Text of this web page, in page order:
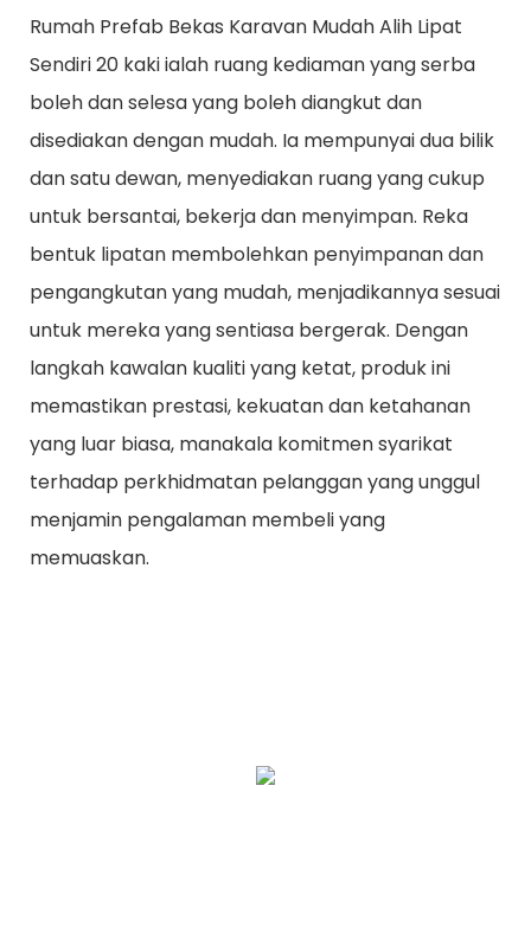
Rumah Prefab Bekas Karavan Mudah Alih Lipat
Sendiri 20 kaki ialah ruang kediaman yang serba
boleh dan selesa yang boleh diangkut dan
disediakan dengan mudah. Ia mempunyai dua bilik
dan satu dewan, menyediakan ruang yang cukup
untuk bersantai, bekerja dan menyimpan. Reka
bentuk lipatan membolehkan penyimpanan dan
pengangkutan yang mudah, menjadikannya sesuai
untuk mereka yang sentiasa bergerak. Dengan
langkah kawalan kualiti yang ketat, produk ini
memastikan prestasi, kekuatan dan ketahanan
yang luar biasa, manakala komitmen syarikat
terhadap perkhidmatan pelanggan yang unggul
menjamin pengalaman membeli yang
memuaskan.